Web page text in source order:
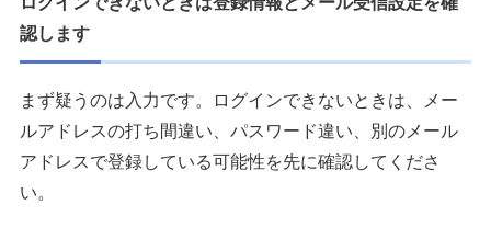
認します
まず疑うのは入力です。ログインできないときは、メー
ルアドレスの打ち間違い、パスワード違い、別のメール
アドレスで登録している可能性を先に確認してくださ
い。